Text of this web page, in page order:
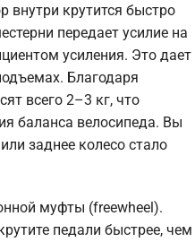
внутри крутится быстро
передает усилие на
усиления. Это дает
Благодаря
всего 2–3 кг, что
баланса велосипеда. Вы
заднее колесо стало
муфты (freewheel).
педали быстрее, чем